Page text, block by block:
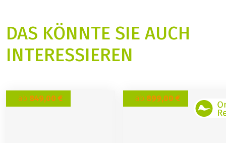
DAS KÖNNTE SIE AUCH
INTERESSIEREN
ab 849,00 € ab 899,00 €